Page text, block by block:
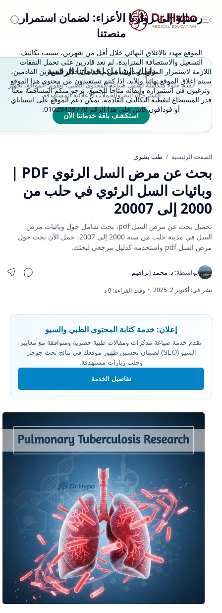
رسالة إلى زوارنا الأعزاء: لضمان استمرار
منصتنا
الموقع مهدد بالإغلاق النهائي خلال أقل من شهرين، بسبب تكاليف
التشغيل والاستضافة المتزايدة، لم نعد قادرين على تحمل النفقات
اللازمة لاستمرار الموقع. وبدون دعمكم العاجل خلال الشهرين القادمين،
سيتم إغلاق الموقع نهائياً وللأبد. إذا كنتم تستفيدون من محتوى هذا الموقع
وترغبون في استمراره وإبقائه متاحاً للجميع، نرجو منكم المساهمة معنا
قدر المستطاع لتغطية التكاليف القادمة. يمكن دعم الموقع على انستاباي
أو فودافون كاش على هذا الرقم 01028439778.
دليلك الشامل لخدماتنا الرقمية
نقدم حلولاً متكاملة تشمل صياغة المحتوى الطبي، تطوير المواقع، تجهيز
السيرة الذاتية، والحملات الإعلانية المستهدفة.
استكشف باقة خدماتنا الآن
الصفحة الرئيسية طب بشري
بحث عن مرض السل الرئوي PDF |
وبائيات السل الرئوي في حلب من
2000 إلى 20007
تحميل بحث عن مرض السل pdf، بحث شامل حول وبائيات مرض
السل في مدينة حلب من سنة 2000 إلى 2007، حمل الآن بحث حول
مرض السل pdf واستخدمه كدليل مرجعي لبحثك.
إعلان: خدمة كتابة المحتوى الطبي والسيو
نقدم خدمة صياغة مذكرات ومقالات طبية حصرية ومتوافقة مع معايير
السيو (SEO) لضمان تحسين ظهور موقعك في نتائج بحث جوجل
وجلب زيارات مستهدفة.
تفاصيل الخدمة